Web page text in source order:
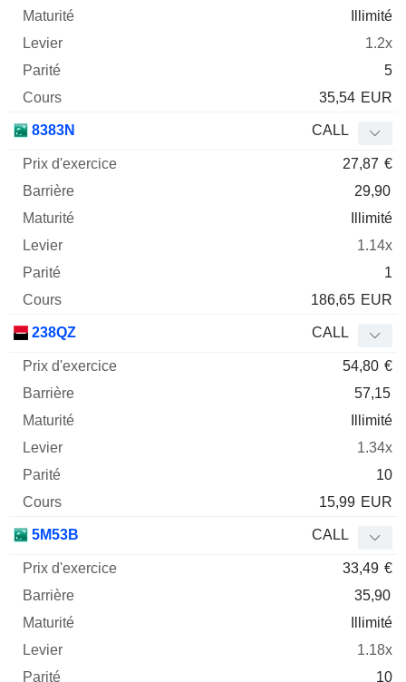
Illimité
1.2x
5
35,54 EUR
8383N CALL
27,87 €
29,90
Illimité
1.14x
1
186,65 EUR
238QZ CALL
54,80 €
57,15
Illimité
1.34x
10
15,99 EUR
5M53B CALL
33,49 €
35,90
Illimité
1.18x
10